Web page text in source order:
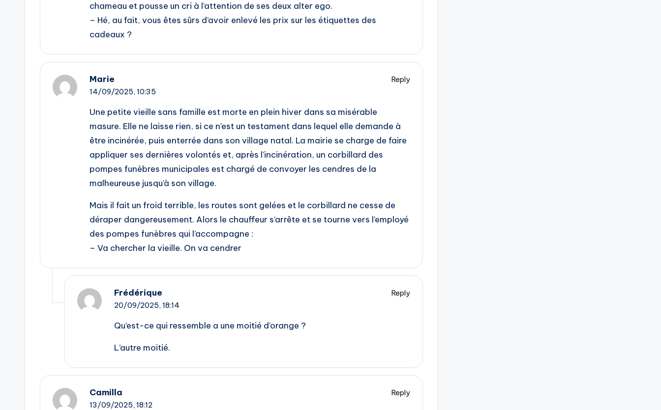
chameau et pousse un cri à l’attention de ses deux alter ego.
– Hé, au fait, vous êtes sûrs d’avoir enlevé les prix sur les étiquettes des
cadeaux ?
Marie
Reply
14/09/2025, 10:35
Une petite vieille sans famille est morte en plein hiver dans sa misérable
masure. Elle ne laisse rien, si ce n’est un testament dans lequel elle demande à
être incinérée, puis enterrée dans son village natal. La mairie se charge de faire
appliquer ses dernières volontés et, après l’incinération, un corbillard des
pompes funèbres municipales est chargé de convoyer les cendres de la
malheureuse jusqu’à son village.
Mais il fait un froid terrible, les routes sont gelées et le corbillard ne cesse de
déraper dangereusement. Alors le chauffeur s’arrête et se tourne vers l’employé
des pompes funèbres qui l’accompagne :
– Va chercher la vieille. On va cendrer
Frédérique
Reply
20/09/2025, 18:14
Qu’est-ce qui ressemble a une moitié d’orange ?
L’autre moitié.
Camilla
Reply
13/09/2025, 18:12